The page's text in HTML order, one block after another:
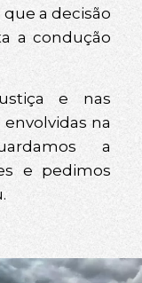
que a decisão
a condução
e nas
na
a
e pedimos